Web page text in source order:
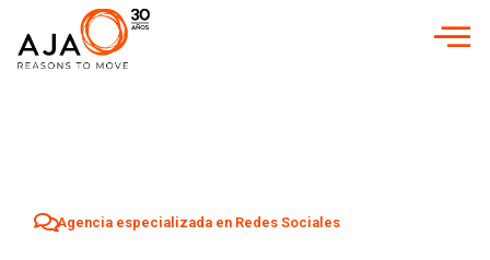
Agencia especializada en Redes Sociales